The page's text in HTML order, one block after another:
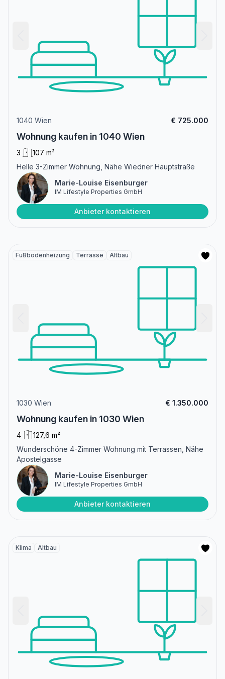
1040 Wien € 725.000
Wohnung kaufen in 1040 Wien
3
107 m²
Helle 3-Zimmer Wohnung, Nähe Wiedner Hauptstraße
Marie-Louise Eisenburger
IM Lifestyle Properties GmbH
Anbieter kontaktieren
Fußbodenheizung Terrasse Altbau
1030 Wien € 1.350.000
Wohnung kaufen in 1030 Wien
4
127,6 m²
Wunderschöne 4-Zimmer Wohnung mit Terrassen, Nähe
Apostelgasse
Marie-Louise Eisenburger
IM Lifestyle Properties GmbH
Anbieter kontaktieren
Klima Altbau